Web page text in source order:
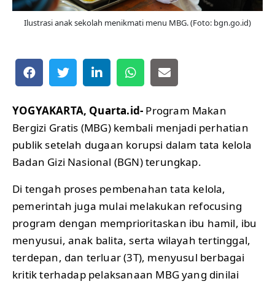
Ilustrasi anak sekolah menikmati menu MBG. (Foto: bgn.go.id)
YOGYAKARTA, Quarta.id- Program Makan
Bergizi Gratis (MBG) kembali menjadi perhatian
publik setelah dugaan korupsi dalam tata kelola
Badan Gizi Nasional (BGN) terungkap.
Di tengah proses pembenahan tata kelola,
pemerintah juga mulai melakukan refocusing
program dengan memprioritaskan ibu hamil, ibu
menyusui, anak balita, serta wilayah tertinggal,
terdepan, dan terluar (3T), menyusul berbagai
kritik terhadap pelaksanaan MBG yang dinilai